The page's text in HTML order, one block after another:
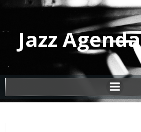
Jazz Agenda